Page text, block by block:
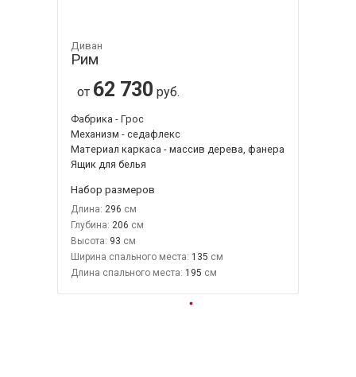
Диван
Рим
от 62 730 руб.
Фабрика - Грос
Механизм - седафлекс
Материал каркаса - массив дерева, фанера
Ящик для белья
Набор размеров
Длина: 296
Глубина: 206
Высота: 93
Ширина спального места: 135
Длина спального места: 195